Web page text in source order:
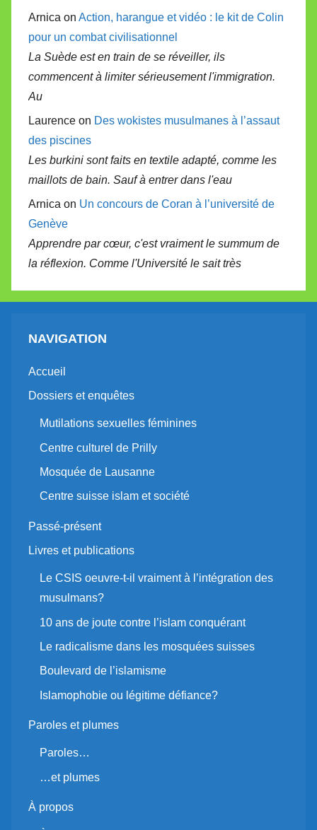
Arnica on Action, harangue et vidéo : le kit de Colin
pour un combat civilisationnel
La Suède est en train de se réveiller, ils
commencent à limiter sérieusement l'immigration.
Au
Laurence on Des wokistes musulmanes à l’assaut
des piscines
Les burkini sont faits en textile adapté, comme les
maillots de bain. Sauf à entrer dans l'eau
Arnica on Un concours de Coran à l’université de
Genève
Apprendre par cœur, c'est vraiment le summum de
la réflexion. Comme l'Université le sait très
NAVIGATION
Accueil
Dossiers et enquêtes
Mutilations sexuelles féminines
Centre culturel de Prilly
Mosquée de Lausanne
Centre suisse islam et société
Passé-présent
Livres et publications
Le CSIS oeuvre-t-il vraiment à l’intégration des
musulmans?
10 ans de joute contre l’islam conquérant
Le radicalisme dans les mosquées suisses
Boulevard de l’islamisme
Islamophobie ou légitime défiance?
Paroles et plumes
Paroles…
…et plumes
À propos